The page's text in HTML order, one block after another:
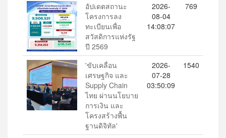
อัปเดตสถานะ
โครงการลง
ทะเบียนเพื่อ
สวัสดิการแห่งรัฐ
ปี 2569
2026-
08-04
14:08:07
769
'ขับเคลื่อน
เศรษฐกิจ และ
Supply Chain
ไทย ผ่านนโยบาย
การเงิน และ
โครงสร้างพื้น
ฐานดิจิทัล'
2026-
07-28
03:50:09
1540